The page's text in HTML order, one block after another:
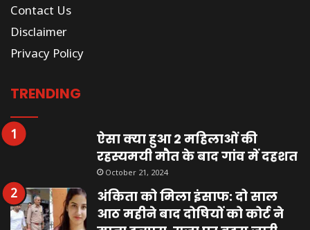
Contact Us
Disclaimer
Privacy Policy
TRENDING
ऐसा क्या हुआ 2 महिलाओं की
रहस्यमयी मौत के बाद गांव में दहशत
October 21, 2024
अंकिता को मिला इंसाफ: दो साल
आठ महीने बाद दोषियों को कोर्ट ने